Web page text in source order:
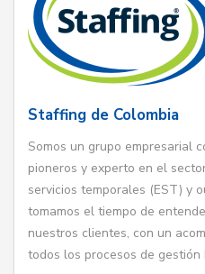
Staffing de Colombia
Somos un grupo empresarial
pioneros y experto en el
servicios temporales (EST) y
tomamos el tiempo de
nuestros clientes, con un
todos los procesos de gestión